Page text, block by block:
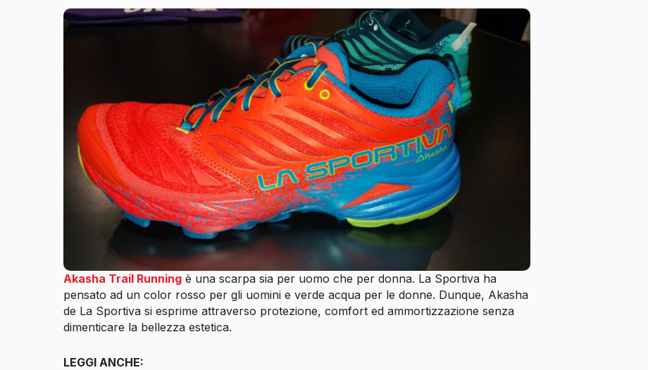
Akasha Trail Runningè una scarpa sia per uomo che per donna. La Sportiva ha
pensato ad un color rosso per gli uomini e verde acqua per le donne. Dunque, Akasha
de La Sportiva si esprime attraverso protezione, comfort ed ammortizzazione senza
dimenticare la bellezza estetica.
LEGGI ANCHE: